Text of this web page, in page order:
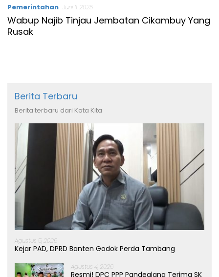
Pemerintahan Juni 11, 2025
Wabup Najib Tinjau Jembatan Cikambuy Yang
Rusak
Berita Terbaru
Berita terbaru dari Kata Kita
Agustus 5, 2026
Kejar PAD, DPRD Banten Godok Perda Tambang
Agustus 4, 2026
Resmi! DPC PPP Pandeglang Terima SK